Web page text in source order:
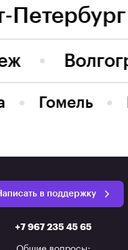
Петербург
Гомель
в поддержку
+7 967 235 45 65